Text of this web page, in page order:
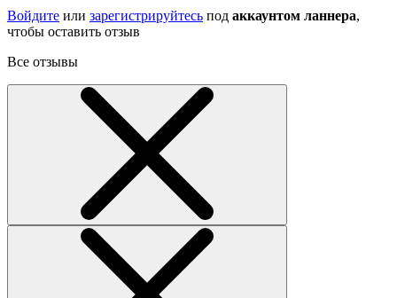
Войдите или зарегистрируйтесь под аккаунтом ланнера,
чтобы оставить отзыв
Все отзывы